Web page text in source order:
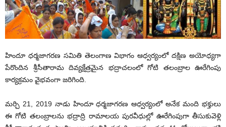
హిందూ ధర్మజాగరణ సమితి తెలంగాణ విభాగం ఆధ్వర్యంలో దక్షిణ అయోధ్యగా
పేరొందిన శ్రీసీతారామ దివ్యక్షేత్రమైన భద్రాచలంలో గోటి తలంబ్రాల ఊరేగింపు
కార్యక్రమం వైభవంగా జరిగింది.
మర్చి 21, 2019 నాడు హిందూ ధర్మజాగరణ ఆధ్వర్యంలో అనేక మంది భక్తులు
ఈ గోటి తలంబ్రాలను భద్రాద్రి రామాలయ పురవీధుల్లో ఊరేగింపుగా తీసుకువెళ్లి